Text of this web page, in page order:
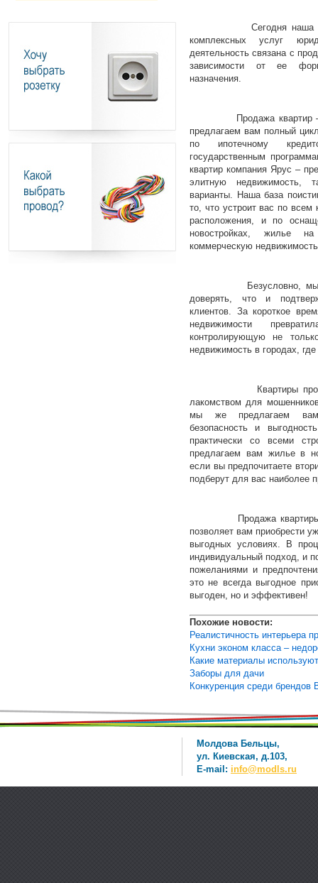
Сегодня наша
комплексных услуг
деятельность связана с
зависимости от ее
назначения.
Продажа квартир –
предлагаем вам полный
по ипотечному
государственным
квартир компания Ярус –
элитную недвижимость,
варианты. Наша база
то, что устроит вас по
расположения, и по
новостройках, жилье
коммерческую
Безусловно, мы –
доверять, что и
клиентов. За короткое
недвижимости
контролирующую не
недвижимость в городах,
Квартиры продажа
лакомством для
мы же предлагаем вам
безопасность и
практически со всеми
предлагаем вам жилье в
если вы предпочитаете
подберут для вас наиболее
Продажа квартиры на
позволяет вам приобрести
выгодных условиях. В
индивидуальный подход, и
пожеланиями и
это не всегда выгодное
выгоден, но и эффективен!
Похожие новости:
Реалистичность интерьера
Кухни эконом класса –
Какие материалы
Заборы для дачи
Конкуренция среди брендов
Молдова Бельцы,
ул. Киевская, д.103,
E-mail: info@modls.ru